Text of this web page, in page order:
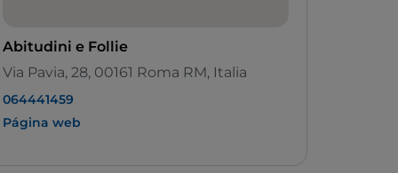
Abitudini e Follie
Via Pavia, 28, 00161 Roma RM, Italia
064441459
Página web